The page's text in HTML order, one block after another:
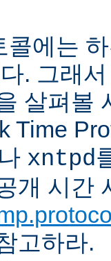
콜에는
. 그래
살펴볼
Time
나 xntpd
개 시간
고하라.